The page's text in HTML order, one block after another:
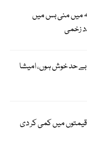
میں منی بس میں
بے حد خوش ہوں، امیشا
میں کمی کر دی